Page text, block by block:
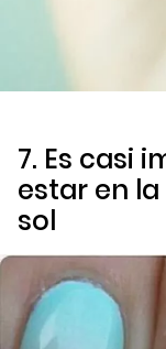
7. Es casi
estar en
sol